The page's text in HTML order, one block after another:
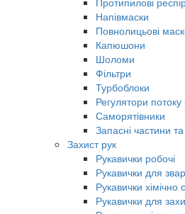
Напівмаски
Повнолицьові
Капюшони
Шоломи
Фільтри
Турбоблоки
Регулятори потоку
Саморятівники
Запасні частини
Захист рук
Рукавички робочі
Рукавички для
Рукавички хімічно
Рукавички для